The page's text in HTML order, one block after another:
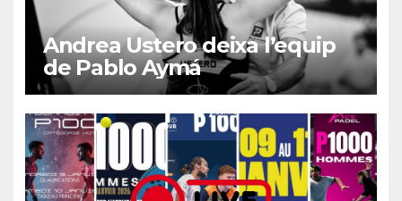
Andrea Ustero deixa l’equip
de Pablo Aymá